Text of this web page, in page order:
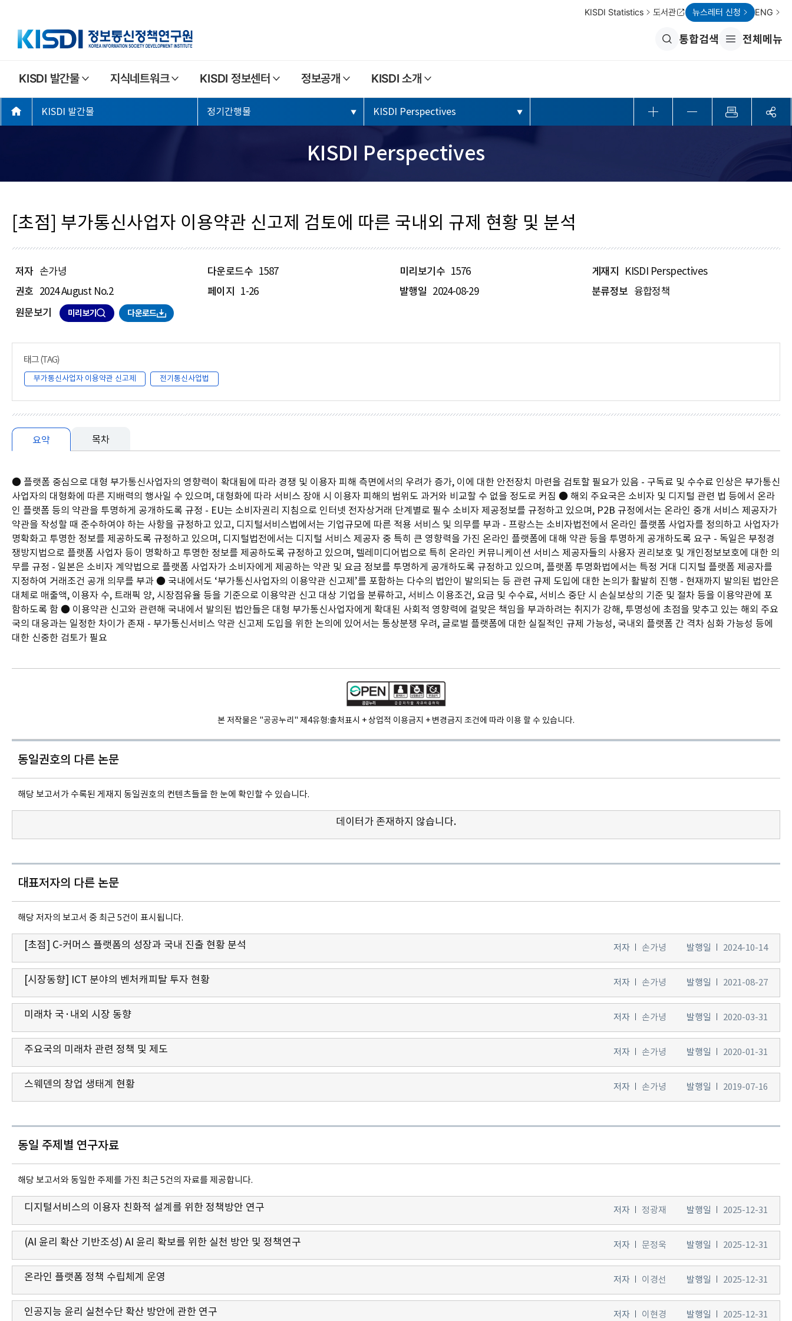
KISDI Statistics 도서관 뉴스레터 신청 ENG
통합검색 전체메뉴
전
열
기
주
요
메
뉴
KISDI 발간물 지식네트워크 KISDI 정보센터 정보공개 KISDI 소개
좌
측
KISDI 발간물 정기간행물 KISDI Perspectives
KISDI Perspectives
[초점] 부가통신사업자 이용약관 신고제 검토에 따른 국내외 규제 현황 및 분석
저자 손가녕 다운로드수 1587 미리보기수 1576 게재지
KISDI Perspectives
권호 2024 August No.2 페이지 1-26 발행일 2024-08-29 분류정보 융합정책
원문보기
미리보기 다운로드
부가통신사업자 이용약관 신고제 전기통신사업법
요약 목차
요
약
● 플랫폼 중심으로 대형 부가통신사업자의 영향력이 확대됨에 따라 경쟁 및 이용자 피해 측면에서의 우려가 증가, 이에 대한 안전장치 마련을 검토할 필요가 있음 - 구독료 및 수수료 인상은 부가통신
사업자의 대형화에 따른 지배력의 행사일 수 있으며, 대형화에 따라 서비스 장애 시 이용자 피해의 범위도 과거와 비교할 수 없을 정도로 커짐 ● 해외 주요국은 소비자 및 디지털 관련 법 등에서 온라
인 플랫폼 등의 약관을 투명하게 공개하도록 규정 - EU는 소비자권리 지침으로 인터넷 전자상거래 단계별로 필수 소비자 제공정보를 규정하고 있으며, P2B 규정에서는 온라인 중개 서비스 제공자가
약관을 작성할 때 준수하여야 하는 사항을 규정하고 있고, 디지털서비스법에서는 기업규모에 따른 적용 서비스 및 의무를 부과 - 프랑스는 소비자법전에서 온라인 플랫폼 사업자를 정의하고 사업자가
명확화고 투명한 정보를 제공하도록 규정하고 있으며, 디지털법전에서는 디지털 서비스 제공자 중 특히 큰 영향력을 가진 온라인 플랫폼에 대해 약관 등을 투명하게 공개하도록 요구 - 독일은 부정경
쟁방지법으로 플랫폼 사업자 등이 명확하고 투명한 정보를 제공하도록 규정하고 있으며, 텔레미디어법으로 특히 온라인 커뮤니케이션 서비스 제공자들의 사용자 권리보호 및 개인정보보호에 대한 의
무를 규정 - 일본은 소비자 계약법으로 플랫폼 사업자가 소비자에게 제공하는 약관 및 요금 정보를 투명하게 공개하도록 규정하고 있으며, 플랫폼 투명화법에서는 특정 거대 디지털 플랫폼 제공자를
지정하여 거래조건 공개 의무를 부과 ● 국내에서도 ‘부가통신사업자의 이용약관 신고제’를 포함하는 다수의 법안이 발의되는 등 관련 규제 도입에 대한 논의가 활발히 진행 - 현재까지 발의된 법안은
대체로 매출액, 이용자 수, 트래픽 양, 시장점유율 등을 기준으로 이용약관 신고 대상 기업을 분류하고, 서비스 이용조건, 요금 및 수수료, 서비스 중단 시 손실보상의 기준 및 절차 등을 이용약관에 포
함하도록 함 ● 이용약관 신고와 관련해 국내에서 발의된 법안들은 대형 부가통신사업자에게 확대된 사회적 영향력에 걸맞은 책임을 부과하려는 취지가 강해, 투명성에 초점을 맞추고 있는 해외 주요
국의 대응과는 일정한 차이가 존재 - 부가통신서비스 약관 신고제 도입을 위한 논의에 있어서는 통상분쟁 우려, 글로벌 플랫폼에 대한 실질적인 규제 가능성, 국내외 플랫폼 간 격차 심화 가능성 등에
대한 신중한 검토가 필요
본 저작물은 "공공누리" 제4유형:출처표시 + 상업적 이용금지 + 변경금지 조건에 따라 이용 할 수 있습니다.
동일권호의 다른 논문
해당 보고서가 수록된 게재지 동일권호의 컨텐츠들을 한 눈에 확인할 수 있습니다.
데이터가 존재하지 않습니다.
대표저자의 다른 논문
해당 저자의 보고서 중 최근 5건이 표시됩니다.
[초점] C-커머스 플랫폼의 성장과 국내 진출 현황 분석 저자 손가녕 발행일 2024-10-14
[시장동향] ICT 분야의 벤처캐피탈 투자 현황 저자 손가녕 발행일 2021-08-27
미래차 국·내외 시장 동향 저자 손가녕 발행일 2020-03-31
주요국의 미래차 관련 정책 및 제도 저자 손가녕 발행일 2020-01-31
스웨덴의 창업 생태계 현황 저자 손가녕 발행일 2019-07-16
동일 주제별 연구자료
해당 보고서와 동일한 주제를 가진 최근 5건의 자료를 제공합니다.
디지털서비스의 이용자 친화적 설계를 위한 정책방안 연구 저자 정광재 발행일 2025-12-31
(AI 윤리 확산 기반조성) AI 윤리 확보를 위한 실천 방안 및 정책연구 저자 문정욱 발행일 2025-12-31
온라인 플랫폼 정책 수립체계 운영 저자 이경선 발행일 2025-12-31
인공지능 윤리 실천수단 확산 방안에 관한 연구 저자 이현경 발행일 2025-12-31